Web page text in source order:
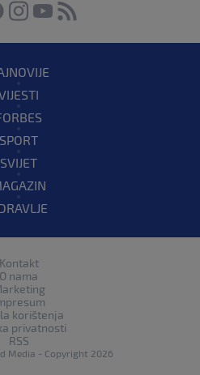
SPORT
SVIJET
Kontakt
O nama
korištenja
privatnosti
RSS
Media - Copyright 2026